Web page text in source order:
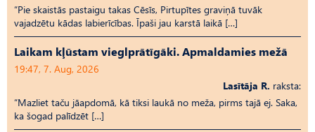
“Pie skaistās pastaigu takas Cēsīs, Pirtupītes graviņā tuvāk
vajadzētu kādas labierīcības. Īpaši jau karstā laikā […]
Laikam kļūstam vieglprātīgāki. Apmaldamies mežā
19:47, 7. Aug, 2026
Lasītāja R. raksta:
“Mazliet taču jāapdomā, kā tiksi laukā no meža, pirms tajā ej. Saka,
ka šogad palīdzēt […]